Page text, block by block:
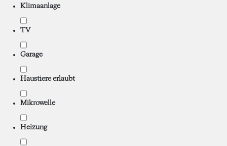
Klimaanlage
TV
Garage
Haustiere erlaubt
Mikrowelle
Heizung